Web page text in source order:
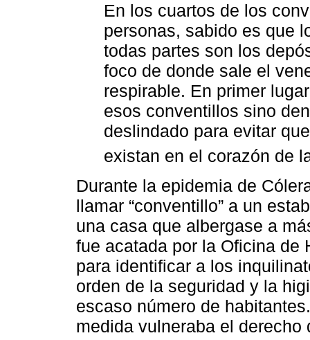
En los cuartos de los
personas, sabido es que
todas partes son los
foco de donde sale el
respirable. En primer
esos conventillos sino
deslindado para evitar
existan en el corazón de
Durante la epidemia de
llamar “conventillo” a un
una casa que albergase a
fue acatada por la Oficina de
para identificar a los
orden de la seguridad y la
escaso número de
medida vulneraba el